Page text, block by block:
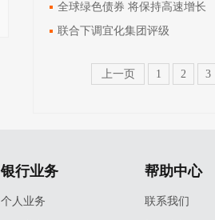
全球绿色债券 将保持高速增长
联合下调宜化集团评级
上一页 1 2 3
银行业务
个人业务
帮助中心
联系我们